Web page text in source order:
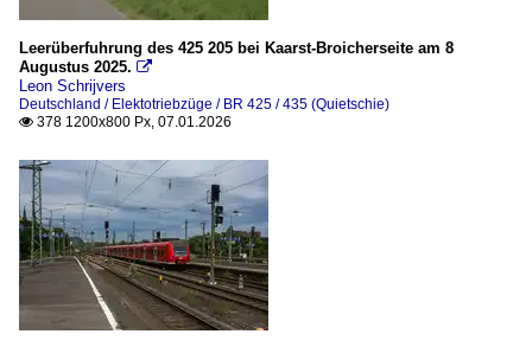
Leerüberfuhrung des 425 205 bei Kaarst-Broicherseite am 8
Augustus 2025. 
Leon Schrijvers
Deutschland / Elektotriebzüge / BR 425 / 435 (Quietschie)
 378 1200x800 Px, 07.01.2026